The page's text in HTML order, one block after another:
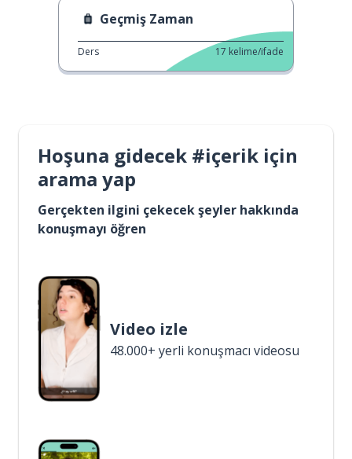
Geçmiş Zaman
Ders 17 kelime/ifade
Hoşuna gidecek #içerik için
arama yap
Gerçekten ilgini çekecek şeyler hakkında
konuşmayı öğren
Video izle
48.000+ yerli konuşmacı videosu